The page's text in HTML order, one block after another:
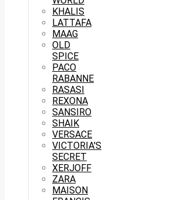
KHALIS
LATTAFA
MAAG
OLD
SPICE
PACO
RABANNE
RASASI
REXONA
SANSIRO
SHAIK
VERSACE
VICTORIA'S
SECRET
XERJOFF
ZARA
MAISON